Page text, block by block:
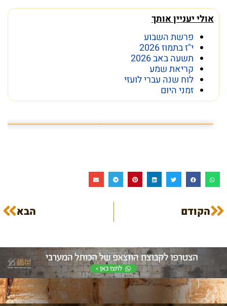
אולי יעניין אותך
פרשת השבוע
י"ז בתמוז 2026
תשעה באב 2026
קריאת שמע
לוח שנה עברי לועזי
זמני היום
הקודם הבא